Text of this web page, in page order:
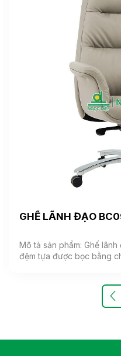
GHẾ LÃNH ĐẠO
Mô tả sản phẩm: Ghế
đệm tựa được bọc bằng
bảo tính bền vững và
Màu sắc: Tùy chọn Chất